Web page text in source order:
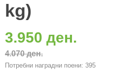
kg)
3.950 ден.
4.070 ден.
Потребни наградни поени: 395